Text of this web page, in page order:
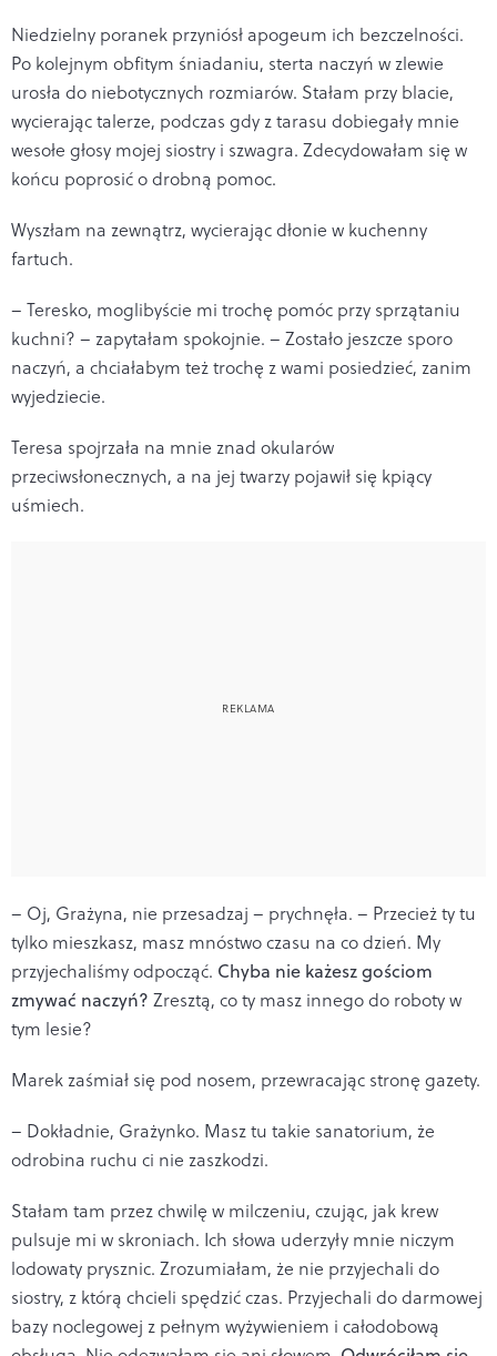
Niedzielny poranek przyniósł apogeum ich bezczelności.
Po kolejnym obfitym śniadaniu, sterta naczyń w zlewie
urosła do niebotycznych rozmiarów. Stałam przy blacie,
wycierając talerze, podczas gdy z tarasu dobiegały mnie
wesołe głosy mojej siostry i szwagra. Zdecydowałam się w
końcu poprosić o drobną pomoc.
Wyszłam na zewnątrz, wycierając dłonie w kuchenny
fartuch.
– Teresko, moglibyście mi trochę pomóc przy sprzątaniu
kuchni? – zapytałam spokojnie. – Zostało jeszcze sporo
naczyń, a chciałabym też trochę z wami posiedzieć, zanim
wyjedziecie.
Teresa spojrzała na mnie znad okularów
przeciwsłonecznych, a na jej twarzy pojawił się kpiący
uśmiech.
– Oj, Grażyna, nie przesadzaj – prychnęła. – Przecież ty tu
tylko mieszkasz, masz mnóstwo czasu na co dzień. My
przyjechaliśmy odpocząć. Chyba nie każesz gościom
zmywać naczyń? Zresztą, co ty masz innego do roboty w
tym lesie?
Marek zaśmiał się pod nosem, przewracając stronę gazety.
– Dokładnie, Grażynko. Masz tu takie sanatorium, że
odrobina ruchu ci nie zaszkodzi.
Stałam tam przez chwilę w milczeniu, czując, jak krew
pulsuje mi w skroniach. Ich słowa uderzyły mnie niczym
lodowaty prysznic. Zrozumiałam, że nie przyjechali do
siostry, z którą chcieli spędzić czas. Przyjechali do darmowej
bazy noclegowej z pełnym wyżywieniem i całodobową